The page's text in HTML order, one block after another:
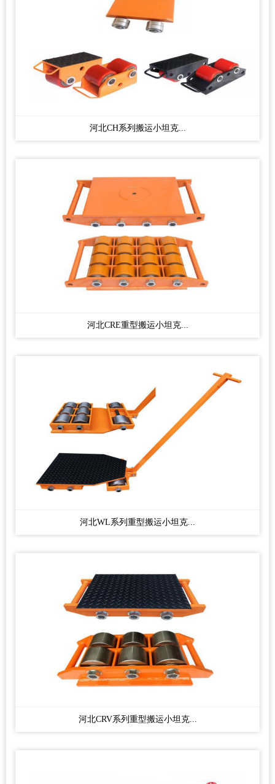
河北CH系列搬运小坦克...
河北CRE重型搬运小坦克...
河北WL系列重型搬运小坦克...
河北CRV系列重型搬运小坦克...